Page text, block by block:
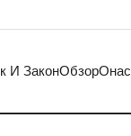
И ЗаконОбзорОнас